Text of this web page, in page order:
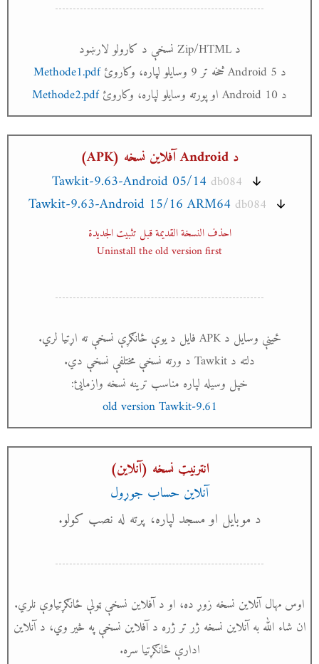
د Zip/HTML نسخې د کارولو لارښود
د Android 5 څخه تر 9 وسایلو لپاره، وکاروئ
Methode1.pdf
د Android 10 او پورته وسایلو لپاره، وکاروئ
Methode2.pdf
د Android آفلاین نسخه (APK)
db084
db084
احذف النسخة القديمة قبل تثبيت الجديدة
Uninstall the old version first
ځینې وسایل د APK فایل د یوې ځانګړې نسخې ته اړتیا لري.
دلته د Tawkit د ورته نسخې مختلفې نسخې دي.
خپل وسیله لپاره مناسب ترینه نسخه وازمایئ:
old version Tawkit-9.61
انټرنیټ نسخه (آنلاین)
آنلاین حساب جوړول
د موبایل او مسجد لپاره، پرته له نصب کولو.
اوس مهال آنلاین نسخه زوړ ده، او د آفلاین نسخې ټولې ځانګړتیاوې نلري.
ان شاء الله به آنلاین نسخه ژر تر ژره د آفلاین نسخې په څیر وي، د آنلاین
ادارې ځانګړتیا سره.